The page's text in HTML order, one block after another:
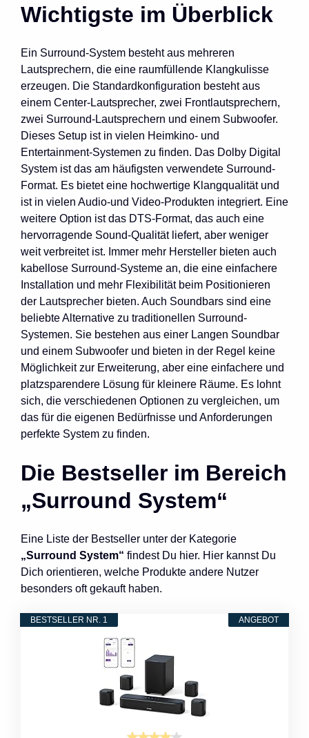
Wichtigste im Überblick
Ein Surround-System besteht aus mehreren
Lautsprechern, die eine raumfüllende Klangkulisse
erzeugen. Die Standardkonfiguration besteht aus
einem Center-Lautsprecher, zwei Frontlautsprechern,
zwei Surround-Lautsprechern und einem Subwoofer.
Dieses Setup ist in vielen Heimkino- und
Entertainment-Systemen zu finden. Das Dolby Digital
System ist das am häufigsten verwendete Surround-
Format. Es bietet eine hochwertige Klangqualität und
ist in vielen Audio-und Video-Produkten integriert. Eine
weitere Option ist das DTS-Format, das auch eine
hervorragende Sound-Qualität liefert, aber weniger
weit verbreitet ist. Immer mehr Hersteller bieten auch
kabellose Surround-Systeme an, die eine einfachere
Installation und mehr Flexibilität beim Positionieren
der Lautsprecher bieten. Auch Soundbars sind eine
beliebte Alternative zu traditionellen Surround-
Systemen. Sie bestehen aus einer Langen Soundbar
und einem Subwoofer und bieten in der Regel keine
Möglichkeit zur Erweiterung, aber eine einfachere und
platzsparendere Lösung für kleinere Räume. Es lohnt
sich, die verschiedenen Optionen zu vergleichen, um
das für die eigenen Bedürfnisse und Anforderungen
perfekte System zu finden.
Die Bestseller im Bereich
„Surround System“
Eine Liste der Bestseller unter der Kategorie
„Surround System“ findest Du hier. Hier kannst Du
Dich orientieren, welche Produkte andere Nutzer
besonders oft gekauft haben.
ANGEBOT
BESTSELLER NR. 1